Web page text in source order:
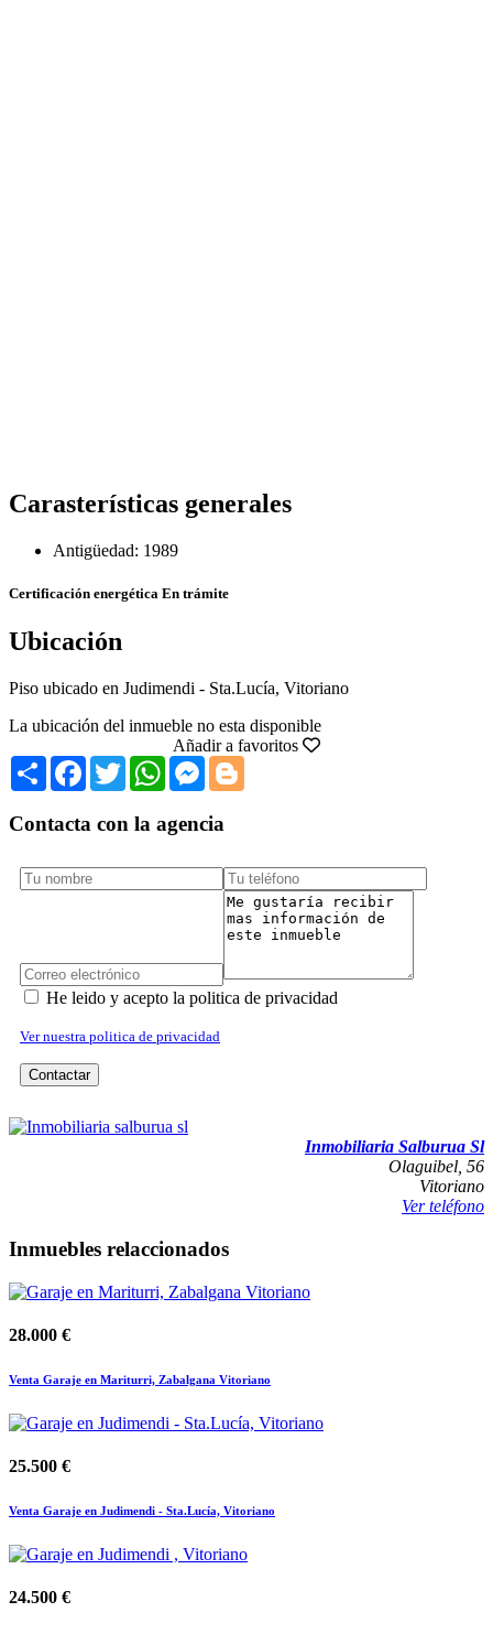
Carasterísticas generales
Antigüedad: 1989
Certificación energética En trámite
Ubicación
Piso ubicado en Judimendi - Sta.Lucía, Vitoriano
La ubicación del inmueble no esta disponible
Añadir a favoritos
Share Facebook
TwitterWhatsAppMessenger
Contacta con la agencia
He leido y acepto la politica de privacidad
Ver nuestra politica de privacidad
Contactar
Inmobiliaria Salburua Sl
Olaguibel, 56
Vitoriano
Ver teléfono
Inmuebles relaccionados
28.000 €
Venta Garaje en Mariturri, Zabalgana Vitoriano
25.500 €
Venta Garaje en Judimendi - Sta.Lucía, Vitoriano
24.500 €